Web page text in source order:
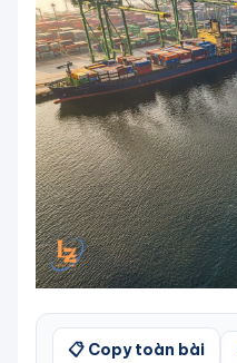
📋 Copy toàn bài